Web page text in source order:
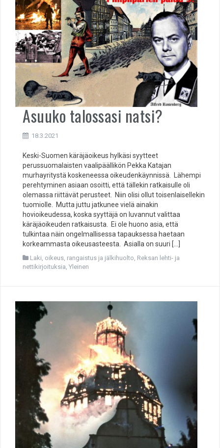
Asuuko talossasi natsi?
18.3.2021
Keski-Suomen käräjäoikeus hylkäsi syytteet
perussuomalaisten vaalipäällikön Pekka Katajan
murhayritystä koskeneessa oikeudenkäynnissä. Lähempi
perehtyminen asiaan osoitti, että tällekin ratkaisulle oli
olemassa riittävät perusteet. Niin olisi ollut toisenlaisellekin
tuomiolle. Mutta juttu jatkunee vielä ainakin
hovioikeudessa, koska syyttäjä on luvannut valittaa
käräjäoikeuden ratkaisusta. Ei ole huono asia, että
tulkintaa näin ongelmallisessa tapauksessa haetaan
korkeammasta oikeusasteesta. Asialla on suuri […]
Laki, oikeus, rangaistus ja jälkihuolto, Reksan lehti- ja
nettikirjoituksia, Yleinen